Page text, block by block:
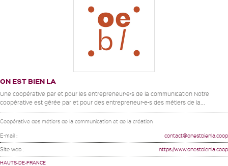
ON EST BIEN LA
Une coopérative par et pour les entrepreneur•e•s de la communication Notre
coopérative est gérée par et pour des entrepreneur•e•s des métiers de la...
Coopérative des métiers de la communication et de la création
E-mail : contact@onestbienla.coop
Site web : https://www.onestbienla.coop
HAUTS-DE-FRANCE